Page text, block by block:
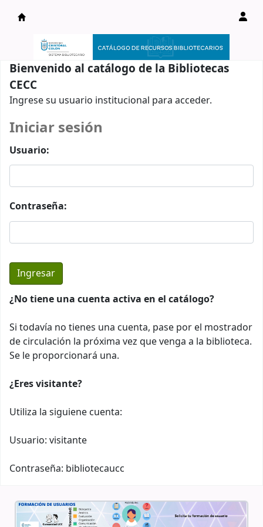
Catálogo en línea
Bienvenido al catálogo de la Bibliotecas
CECC
Ingrese su usuario institucional para acceder.
Iniciar sesión
Usuario:
Contraseña:
¿No tiene una cuenta activa en el catálogo?
Si todavía no tienes una cuenta, pase por el mostrador
de circulación la próxima vez que venga a la biblioteca.
Se le proporcionará una.
¿Eres visitante?
Utiliza la siguiene cuenta:
Usuario: visitante
Contraseña: bibliotecaucc